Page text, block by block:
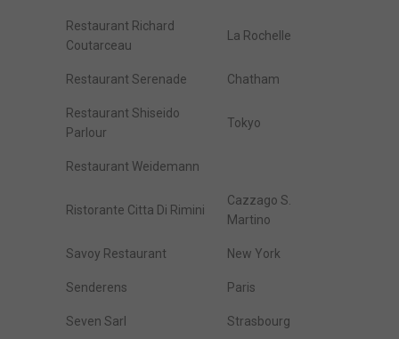
Restaurant Richard
Coutarceau
La Rochelle
Restaurant Serenade Chatham
Restaurant Shiseido
Parlour
Tokyo
Restaurant Weidemann
Ristorante Citta Di Rimini
Cazzago S.
Martino
Savoy Restaurant New York
Senderens Paris
Seven Sarl Strasbourg